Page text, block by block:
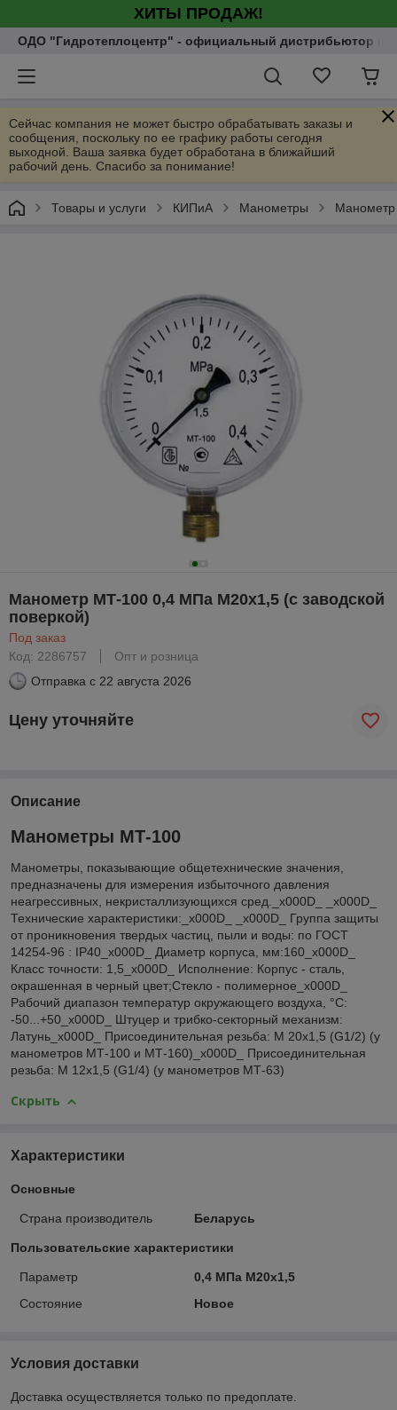
ХИТЫ ПРОДАЖ!
ОДО "Гидротеплоцентр" - официальный дистрибьютор
Сейчас компания не может быстро обрабатывать заказы и
сообщения, поскольку по ее графику работы сегодня
выходной. Ваша заявка будет обработана в ближайший
рабочий день. Спасибо за понимание!
Товары и услуги КИПиА Манометры
Манометр МТ-100 0,4 МПа М20х1,5 (с заводской
поверкой)
Под заказ
Код: 2286757
Опт и розница
Отправка с 22 августа 2026
Цену уточняйте
Описание
Манометры МТ-100
Манометры, показывающие общетехнические значения,
предназначены для измерения избыточного давления
неагрессивных, некристаллизующихся сред._x000D_ _x000D_
Технические характеристики:_x000D_ _x000D_ Группа защиты
от проникновения твердых частиц, пыли и воды: по ГОСТ
14254-96 : IP40_x000D_ Диаметр корпуса, мм:160_x000D_
Класс точности: 1,5_x000D_ Исполнение: Корпус - сталь,
окрашенная в черный цвет;Стекло - полимерное_x000D_
Рабочий диапазон температур окружающего воздуха, °C:
-50...+50_x000D_ Штуцер и трибко-секторный механизм:
Латунь_x000D_ Присоединительная резьба: M 20x1,5 (G1/2) (у
манометров МТ-100 и МТ-160)_x000D_ Присоединительная
резьба: М 12х1,5 (G1/4) (у манометров МТ-63)
Скрыть
Характеристики
Основные
Страна производитель Беларусь
Пользовательские характеристики
Параметр
0,4 МПа М20х1,5
Состояние
Новое
Условия доставки
Доставка осуществляется только по предоплате.